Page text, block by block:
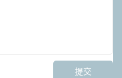
提交